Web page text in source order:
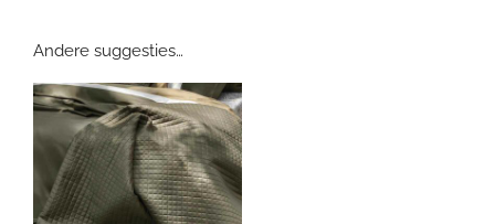
Andere suggesties…